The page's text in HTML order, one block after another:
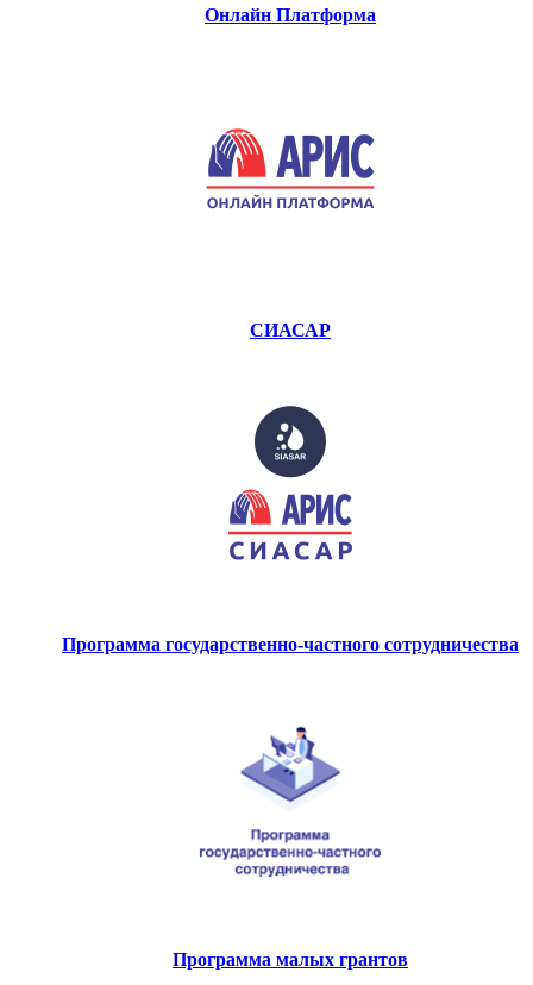
Онлайн Платформа
СИАСАР
Программа государственно-частного сотрудничества
Программа малых грантов